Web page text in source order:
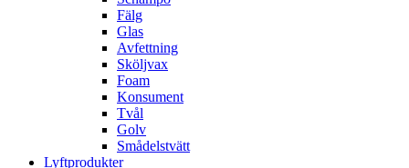
Fälg
Glas
Avfettning
Sköljvax
Foam
Konsument
Tvål
Golv
Smådelstvätt
Lyftprodukter